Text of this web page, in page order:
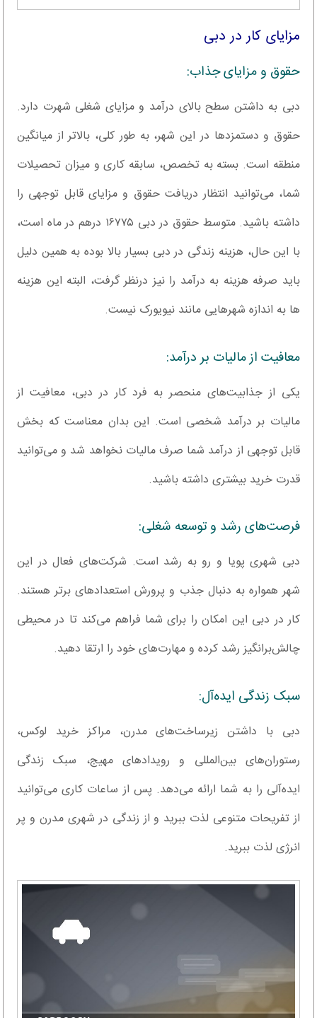
مزایای کار در دبی
حقوق و مزایای جذاب:
دبی به داشتن سطح بالای درآمد و مزایای شغلی شهرت دارد.
حقوق و دستمزدها در این شهر، به طور کلی، بالاتر از میانگین
منطقه است. بسته به تخصص، سابقه کاری و میزان تحصیلات
شما، می‌توانید انتظار دریافت حقوق و مزایای قابل توجهی را
داشته باشید. متوسط حقوق در دبی ۱۶۷۷۵ درهم در ماه است،
با این حال، هزینه زندگی در دبی بسیار بالا بوده به همین دلیل
باید صرفه هزینه به درآمد را نیز درنظر گرفت، البته این هزینه
ها به اندازه شهرهایی مانند نیویورک نیست.
معافیت از مالیات بر درآمد:
یکی از جذابیت‌های منحصر به فرد کار در دبی، معافیت از
مالیات بر درآمد شخصی است. این بدان معناست که بخش
قابل توجهی از درآمد شما صرف مالیات نخواهد شد و می‌توانید
قدرت خرید بیشتری داشته باشید.
فرصت‌های رشد و توسعه شغلی:
دبی شهری پویا و رو به رشد است. شرکت‌های فعال در این
شهر همواره به دنبال جذب و پرورش استعدادهای برتر هستند.
کار در دبی این امکان را برای شما فراهم می‌کند تا در محیطی
چالش‌برانگیز رشد کرده و مهارت‌های خود را ارتقا دهید.
سبک زندگی ایده‌آل:
دبی با داشتن زیرساخت‌های مدرن، مراکز خرید لوکس،
رستوران‌های بین‌المللی و رویدادهای مهیج، سبک زندگی
ایده‌آلی را به شما ارائه می‌دهد. پس از ساعات کاری می‌توانید
از تفریحات متنوعی لذت ببرید و از زندگی در شهری مدرن و پر
انرژی لذت ببرید.